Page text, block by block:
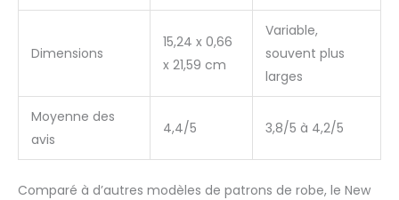
Dimensions
15,24 x 0,66
x 21,59 cm
Variable,
souvent plus
larges
Moyenne des
avis
4,4/5 3,8/5 à 4,2/5
Comparé à d’autres modèles de patrons de robe, le New